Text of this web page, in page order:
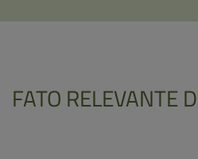
FATO RELEVANTE